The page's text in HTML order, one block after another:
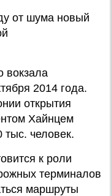
от шума новый
вокзала
2014 года.
открытия
Хайнцем
человек.
к роли
терминалов
маршруты